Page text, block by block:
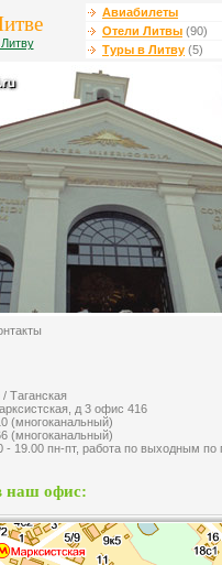
Авиабилеты
Отели Литвы (90)
Туры в Литву (5)
Таганская
д 3 офис 416
(многоканальный)
(многоканальный)
- 19.00 пн-пт, работа по выходным по
наш офис: